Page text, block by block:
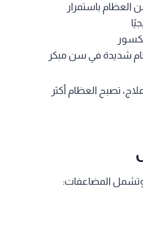
العظام باستمرار
شديدة في سن مبكر
تصبح العظام أكثر
وتشمل المضاعفات: